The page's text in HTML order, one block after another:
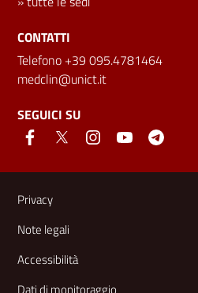
CONTATTI
Telefono +39 095.4781464
medclin@unict.it
SEGUICI SU
Link e informazioni
Privacy
Note legali
Accessibilità
Dati di monitoraggio